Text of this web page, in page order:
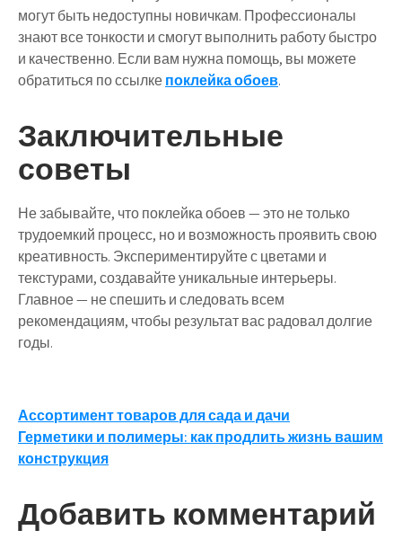
могут быть недоступны новичкам. Профессионалы
знают все тонкости и смогут выполнить работу быстро
и качественно. Если вам нужна помощь, вы можете
обратиться по ссылкепоклейка обоев.
Заключительные
советы
Не забывайте, что поклейка обоев — это не только
трудоемкий процесс, но и возможность проявить свою
креативность. Экспериментируйте с цветами и
текстурами, создавайте уникальные интерьеры.
Главное — не спешить и следовать всем
рекомендациям, чтобы результат вас радовал долгие
годы.
Навигация
по
Ассортимент товаров для сада и дачи
Герметики и полимеры: как продлить жизнь вашим
конструкция
Добавить комментарий